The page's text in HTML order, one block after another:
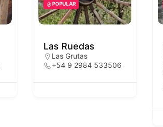
POPULAR
Las Ruedas
Las Grutas
+54 9 2984 533506